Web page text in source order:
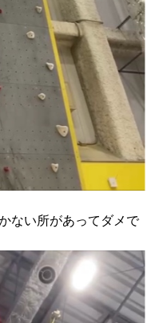
ない所があってダメで